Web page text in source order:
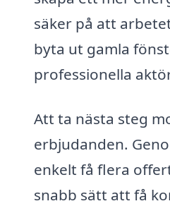
säker på att
byta ut gamla
professionella
Att ta nästa steg
erbjudanden.
enkelt få flera
snabb sätt att få